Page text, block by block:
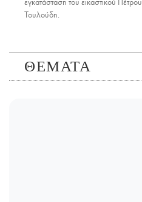
εγκατάσταση του εικαστικού Πέτρου
Τουλούδη.
ΘΕΜΑΤΑ